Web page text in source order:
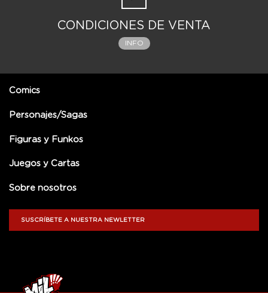
CONDICIONES DE VENTA
INFO
Comics
Personajes/Sagas
Figuras y Funkos
Juegos y Cartas
Sobre nosotros
SUSCRÍBETE A NUESTRA NEWLETTER